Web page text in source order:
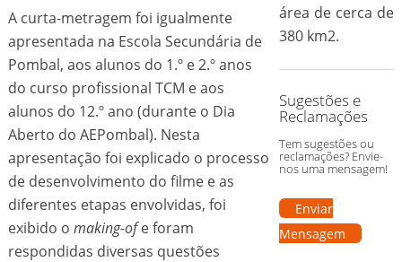
A curta-metragem foi igualmente
apresentada na Escola Secundária de
Pombal, aos alunos do 1.º e 2.º anos
do curso profissional TCM e aos
alunos do 12.º ano (durante o Dia
Aberto do AEPombal). Nesta
apresentação foi explicado o processo
de desenvolvimento do filme e as
diferentes etapas envolvidas, foi
exibido omaking-ofe foram
respondidas diversas questões
área de cerca de
380 km2.
Sugestões e
Reclamações
Tem sugestões ou
reclamações? Envie-
nos uma mensagem!
Enviar
Mensagem